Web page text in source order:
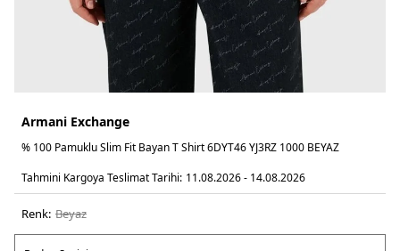
Armani Exchange
% 100 Pamuklu Slim Fit Bayan T Shirt 6DYT46 YJ3RZ 1000 BEYAZ
Tahmini Kargoya Teslimat Tarihi: 11.08.2026 - 14.08.2026
Renk: beyaz